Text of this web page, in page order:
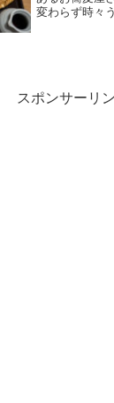
変わらず時々
スポンサーリ